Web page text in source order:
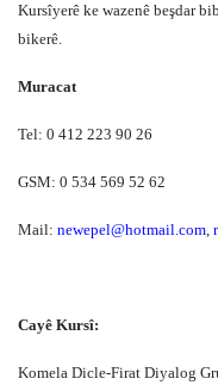
Kursîyerê ke wazenê beşdar
bikerê.
Muracat
Tel: 0 412 223 90 26
GSM: 0 534 569 52 62
Mail: newepel@hotmail.com,
Cayê Kursî:
Komela Dicle-Firat Diyalog